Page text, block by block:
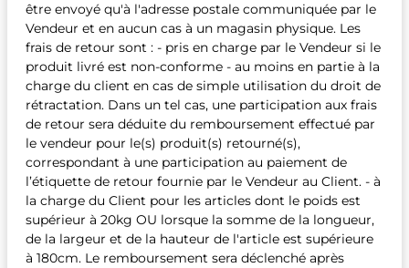
être envoyé qu'à l'adresse postale communiquée par le
Vendeur et en aucun cas à un magasin physique. Les
frais de retour sont : - pris en charge par le Vendeur si le
produit livré est non-conforme - au moins en partie à la
charge du client en cas de simple utilisation du droit de
rétractation. Dans un tel cas, une participation aux frais
de retour sera déduite du remboursement effectué par
le vendeur pour le(s) produit(s) retourné(s),
correspondant à une participation au paiement de
l’étiquette de retour fournie par le Vendeur au Client. - à
la charge du Client pour les articles dont le poids est
supérieur à 20kg OU lorsque la somme de la longueur,
de la largeur et de la hauteur de l'article est supérieure
à 180cm. Le remboursement sera déclenché après